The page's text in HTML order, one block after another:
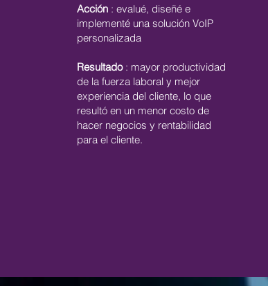
Acción: evalué, diseñé e
implementé una solución VoIP
personalizada
Resultado: mayor productividad
de la fuerza laboral y mejor
experiencia del cliente, lo que
resultó en un menor costo de
hacer negocios y rentabilidad
para el cliente.